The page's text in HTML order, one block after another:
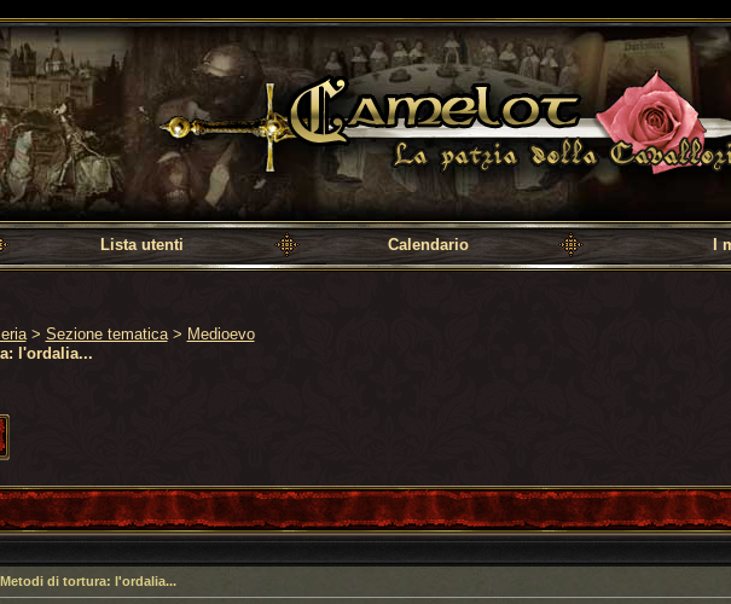
Camelot, la patria della cavalleria
Lista utenti Calendario I
> Sezione tematica > Medioevo
l'ordalia...
Metodi di tortura: l'ordalia...